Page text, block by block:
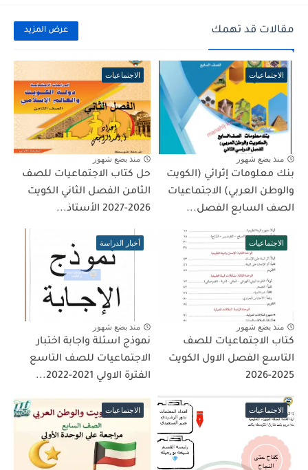
مقالات قد تهمك عرض المزيد
الاجتماعيات
منذ بضع شهور
بنك معلومات إثرائي (الكويت
والوطن العربي) الاجتماعيات
الصف السابع الفصل...
الاجتماعيات
منذ بضع شهور
حل كتاب الاجتماعيات للصف
الثامن الفصل الثاني الكويت
2026-2027 الأستاذ...
الاجتماعيات
منذ بضع شهور
كتاب الاجتماعيات للصف
التاسع الفصل الاول الكويت
2025-2026
أخبار الدراسة
منذ بضع شهور
نموذج اسئلة واجابة اختبار
الاجتماعيات للصف التاسع
الفترة الاولي 2021-2022...
الاجتماعيات الاجتماعيات